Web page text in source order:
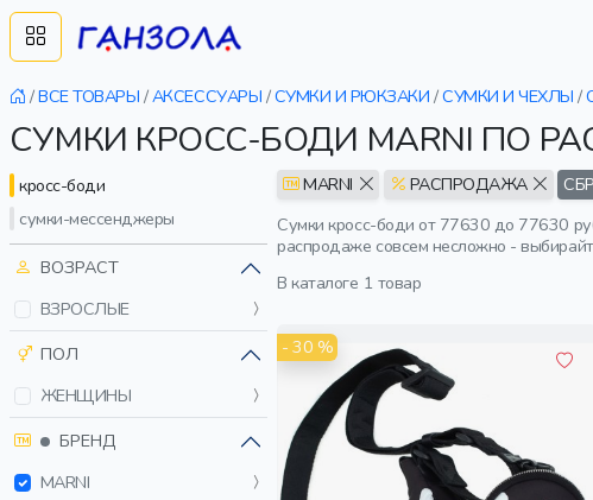
/ВСЕ ТОВАРЫ /АКСЕССУАРЫ /СУМКИ И РЮКЗАКИ /СУМКИ И ЧЕХЛЫ /
СУМКИ КРОСС-БОДИ MARNI ПО
кросс-боди
сумки-мессенджеры
ВОЗРАСТ
ВЗРОСЛЫЕ
ПОЛ
ЖЕНЩИНЫ
БРЕНД
MARNI
MARNI РАСПРОДАЖА
Сумки кросс-боди от 77630 до 77630
распродаже совсем несложно -
В каталоге 1 товар
- 30 %